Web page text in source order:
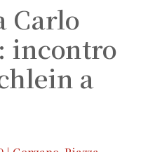
Carlo
incontro
a